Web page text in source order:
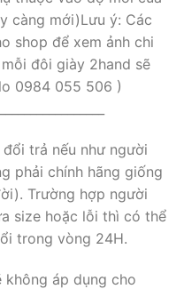
càng mới)Lưu ý: Các
shop để xem ảnh chi
đôi giày 2hand sẽ
0984 055 506 )
trả nếu như người
phải chính hãng giống
Trường hợp người
size hoặc lỗi thì có thể
trong vòng 24H.
không áp dụng cho